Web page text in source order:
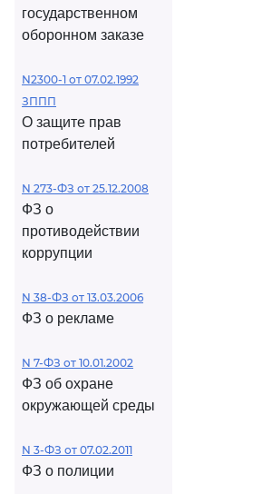
государственном
оборонном заказе
N2300-1 от 07.02.1992
ЗППП
О защите прав
потребителей
N 273-ФЗ от 25.12.2008
ФЗ о
противодействии
коррупции
N 38-ФЗ от 13.03.2006
ФЗ о рекламе
N 7-ФЗ от 10.01.2002
ФЗ об охране
окружающей среды
N 3-ФЗ от 07.02.2011
ФЗ о полиции